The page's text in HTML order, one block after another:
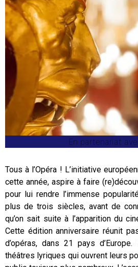
En partenariat
Tous à l’Opéra ! L’initiative
cette année, aspire à faire
pour lui rendre l’immense
plus de trois siècles, avant de
qu’on sait suite à l’apparition du
Cette édition anniversaire réunit
d’opéras, dans 21 pays
théâtres lyriques qui ouvrent leurs